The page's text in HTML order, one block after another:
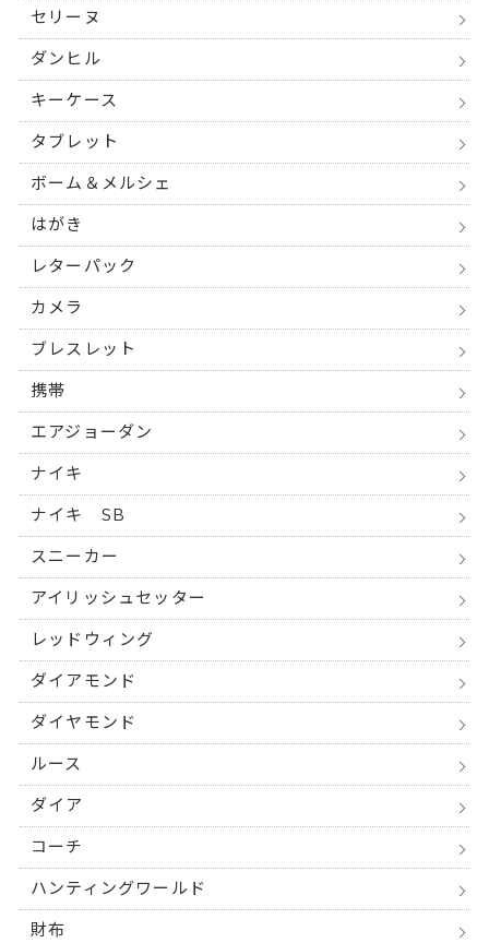
セリーヌ
ダンヒル
キーケース
タブレット
ボーム＆メルシェ
はがき
レターパック
カメラ
ブレスレット
携帯
エアジョーダン
ナイキ
ナイキ SB
スニーカー
アイリッシュセッター
レッドウィング
ダイアモンド
ダイヤモンド
ルース
ダイア
コーチ
ハンティングワールド
財布